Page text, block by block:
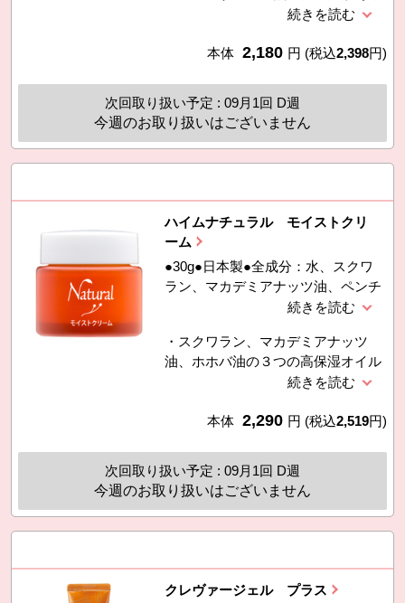
−３０））クロスポリマー、ベタイ
イン、トコフェロール、シャクヤク
ツレ花エキス、レタス葉エキス、水
酸化Ｋ、フェノキシエタノール
レタスエキス、大豆エキス、ローズ
のほのかな香りがする化粧液です。
本体 2,180 円 (税込2,398円)
次回取り扱い予定 : 09月1回 D週
今週のお取り扱いはございません
ハイムナチュラル モイストクリ
ーム
●30g●日本製●全成分：水、スクワ
ラン、マカデミアナッツ油、ペンチ
レングリコール、グリセリン、ホホ
テアリン酸ポリグリセリル−１０、
カルボマー、エタノール、ＢＧ、ジ
メチコン、センチフォリアバラ花
ル、ダイズ発酵エキス、レタス葉エ
グリセリル、ジステアリン酸スクロ
ース、水酸化Ｋ、フェノキシエタノ
・スクワラン、マカデミアナッツ
油、ホホバ油の３つの高保湿オイル
を配合したクリームです。
本体 2,290 円 (税込2,519円)
次回取り扱い予定 : 09月1回 D週
今週のお取り扱いはございません
クレヴァージェル プラス